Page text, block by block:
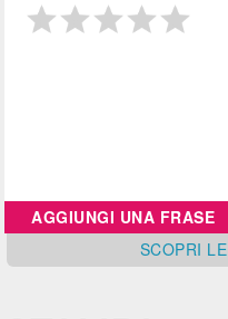
AGGIUNGI UNA FRASE
SCOPRI LE